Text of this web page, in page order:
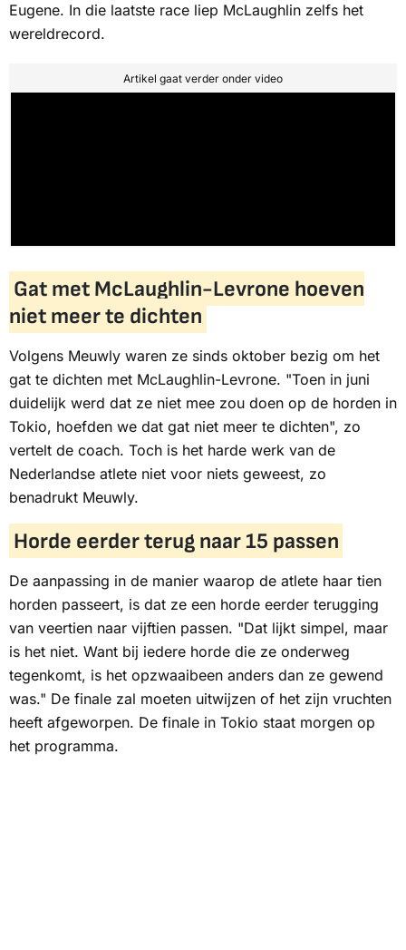
Eugene. In die laatste race liep McLaughlin zelfs het
wereldrecord.
Artikel gaat verder onder video
Gat met McLaughlin-Levrone hoeven
niet meer te dichten
Volgens Meuwly waren ze sinds oktober bezig om het
gat te dichten met McLaughlin-Levrone. "Toen in juni
duidelijk werd dat ze niet mee zou doen op de horden in
Tokio, hoefden we dat gat niet meer te dichten", zo
vertelt de coach. Toch is het harde werk van de
Nederlandse atlete niet voor niets geweest, zo
benadrukt Meuwly.
Horde eerder terug naar 15 passen
De aanpassing in de manier waarop de atlete haar tien
horden passeert, is dat ze een horde eerder terugging
van veertien naar vijftien passen. "Dat lijkt simpel, maar
is het niet. Want bij iedere horde die ze onderweg
tegenkomt, is het opzwaaibeen anders dan ze gewend
was." De finale zal moeten uitwijzen of het zijn vruchten
heeft afgeworpen. De finale in Tokio staat morgen op
het programma.